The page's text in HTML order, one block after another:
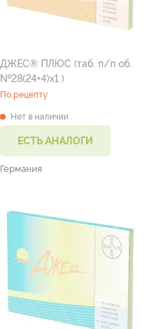
ДЖЕС® ПЛЮС (таб. п/п об.
№28(24+4)х1 )
По рецепту
Нет в наличии
ЕСТЬ АНАЛОГИ
Германия